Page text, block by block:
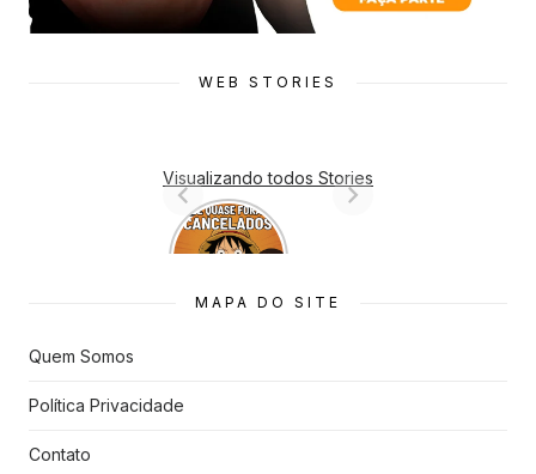
WEB STORIES
Visualizando todos Stories
7 Animes
que quase
s
MAPA DO SITE
Quem Somos
Política Privacidade
Contato